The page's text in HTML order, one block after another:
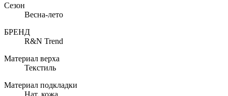
Сезон
Весна-лето
БРЕНД
R&N Trend
Материал верха
Текстиль
Материал подкладки